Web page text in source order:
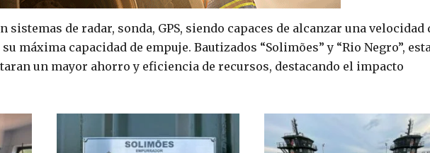
sistemas de radar, sonda, GPS, siendo capaces de alcanzar una velocidad
máxima capacidad de empuje. Bautizados “Solimões” y “Rio Negro”,
un mayor ahorro y eficiencia de recursos, destacando el impacto